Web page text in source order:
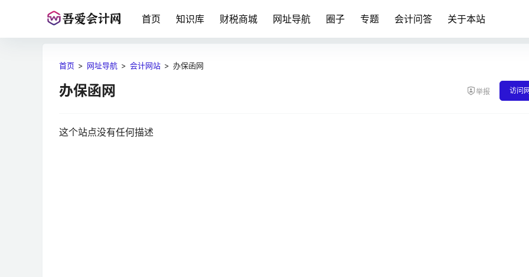
首页 知识库 财税商城 网址导航 圈子 专题 会计问答 关于本站
首页 > 网址导航 > 会计网站 > 办保函网
办保函网 举报 访问
这个站点没有任何描述